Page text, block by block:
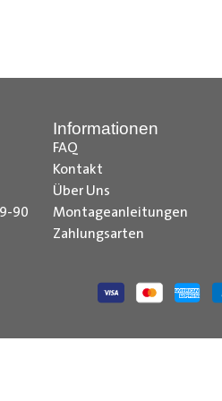
90
Informationen
FAQ
Kontakt
Über Uns
Montageanleitungen
Zahlungsarten